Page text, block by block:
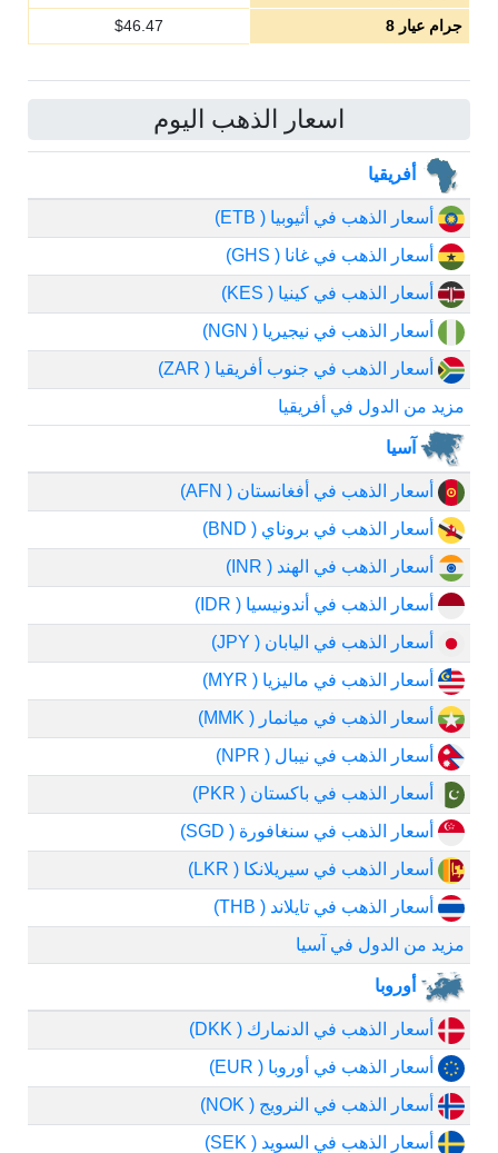
جرام عيار 8
$46.47
اسعار الذهب اليوم
أفريقيا
أسعار الذهب في أثيوبيا ( ETB)
أسعار الذهب في غانا ( GHS)
أسعار الذهب في كينيا ( KES)
أسعار الذهب في نيجيريا ( NGN)
أسعار الذهب في جنوب أفريقيا ( ZAR)
مزيد من الدول في أفريقيا
آسيا
أسعار الذهب في أفغانستان ( AFN)
أسعار الذهب في بروناي ( BND)
أسعار الذهب في الهند ( INR)
أسعار الذهب في أندونيسيا ( IDR)
أسعار الذهب في اليابان ( JPY)
أسعار الذهب في ماليزيا ( MYR)
أسعار الذهب في ميانمار ( MMK)
أسعار الذهب في نيبال ( NPR)
أسعار الذهب في باكستان ( PKR)
أسعار الذهب في سنغافورة ( SGD)
أسعار الذهب في سيريلانكا ( LKR)
أسعار الذهب في تايلاند ( THB)
مزيد من الدول في آسيا
أوروبا
أسعار الذهب في الدنمارك ( DKK)
أسعار الذهب في أوروبا ( EUR)
أسعار الذهب في النرويج ( NOK)
أسعار الذهب في السويد ( SEK)